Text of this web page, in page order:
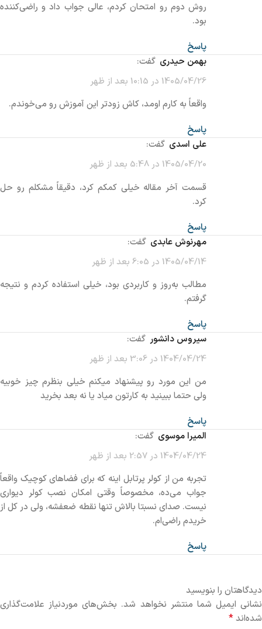
روش دوم رو امتحان کردم، عالی جواب داد و راضی‌کننده
بود.
پاسخ
بهمن حیدری گفت:
1405/04/26 در 10:15 بعد از ظهر
واقعاً به کارم اومد، کاش زودتر این آموزش رو می‌خوندم.
پاسخ
علی اسدی گفت:
1405/04/20 در 5:48 بعد از ظهر
قسمت آخر مقاله خیلی کمکم کرد، دقیقاً مشکلم رو حل
کرد.
پاسخ
مهرنوش عابدی گفت:
1405/04/14 در 6:05 بعد از ظهر
مطالب به‌روز و کاربردی بود، خیلی استفاده کردم و نتیجه
گرفتم.
پاسخ
سیروس دانشور گفت:
1404/04/24 در 3:06 بعد از ظهر
من این مورد رو پیشنهاد میکنم خیلی بنظرم چیز خوبیه
ولی حتما ببینید به کارتون میاد یا نه بعد بخرید
پاسخ
المیرا موسوی گفت:
1404/04/24 در 2:57 بعد از ظهر
تجربه من از کولر پرتابل اینه که برای فضاهای کوچیک واقعاً
جواب می‌ده، مخصوصاً وقتی امکان نصب کولر دیواری
نیست. صدای نسبتا بالاش تنها نقطه ضعفشه، ولی در کل از
خریدم راضی‌ام.
پاسخ
دیدگاهتان را بنویسید
نشانی ایمیل شما منتشر نخواهد شد. بخش‌های موردنیاز علامت‌گذاری
شده‌اند*